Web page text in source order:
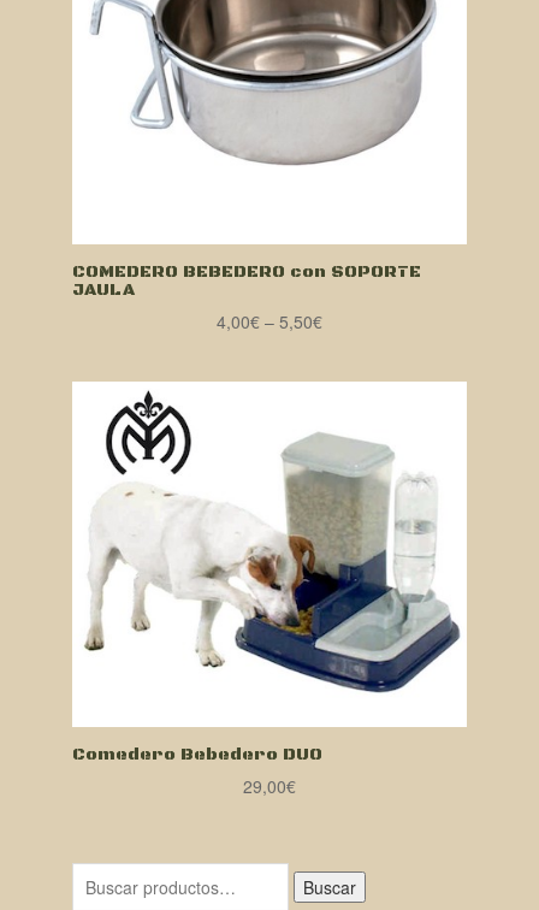
COMEDERO BEBEDERO con SOPORTE
JAULA
4,00€– 5,50€
Comedero Bebedero DUO
29,00€
Buscar